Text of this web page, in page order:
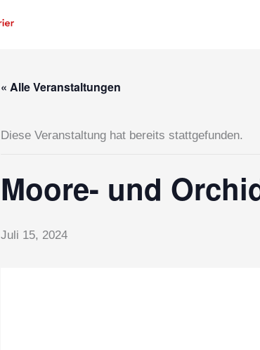
« Alle Veranstaltungen
Diese Veranstaltung hat bereits stattgefunden.
Moore- und
Juli 15, 2024